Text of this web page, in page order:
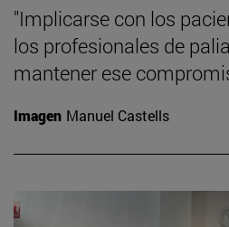
"Implicarse con los
los profesionales de
mantener ese
Imagen Manuel Castells